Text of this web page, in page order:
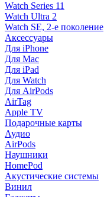
Watch Series 11
Watch Ultra 2
Watch SE, 2-е поколение
Аксессуары
Для iPhone
Для Mac
Для iPad
Для Watch
Для AirPods
AirTag
Apple TV
Подарочные карты
Аудио
AirPods
Наушники
HomePod
Акустические системы
Винил